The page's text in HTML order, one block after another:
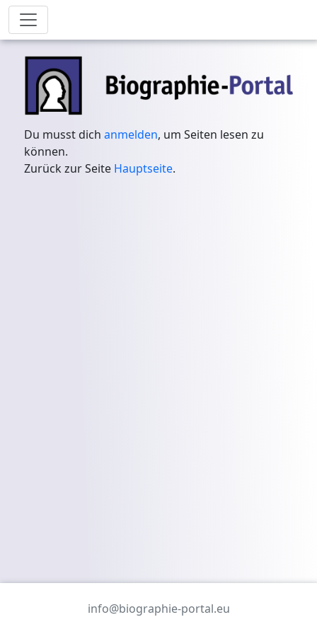
Du musst dichanmelden, um Seiten lesen zu
können.
Zurück zur Seite Hauptseite.
info@biographie-portal.eu